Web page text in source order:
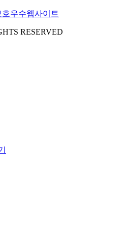
RESERVED